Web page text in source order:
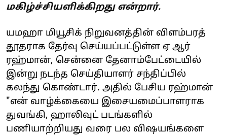
மகிழ்ச்சியளிக்கிறது என்றார்.
யமஹா மியூசிக் நிறுவனத்தின் விளம்பரத்
தூதராக தேர்வு செய்யப்பட்டுள்ள ஏ ஆர்
ரஹ்மான், சென்னை தேனாம்பேட்டையில்
இன்று நடந்த செய்தியாளர் சந்திப்பில்
கலந்து கொண்டார். அதில் பேசிய ரஹ்மான்
"என் வாழ்க்கையை இசையமைப்பாளராக
துவங்கி, ஹாலிவுட் படங்களில்
பணியாற்றியது வரை பல விஷயங்களை